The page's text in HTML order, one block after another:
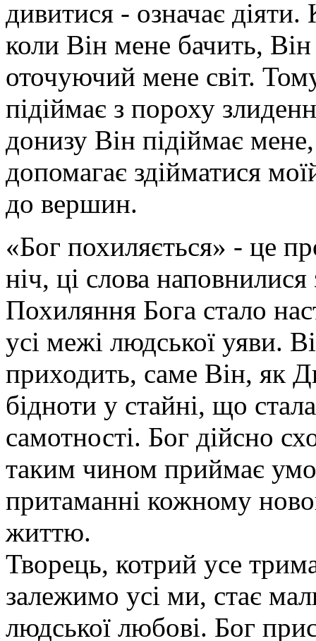
дивитися - означає
коли Він мене бачить,
оточуючий мене світ.
підіймає з пороху
донизу Він підіймає
допомагає здійматися
до вершин.
«Бог похиляється» - це
ніч, ці слова
Похиляння Бога стало
усі межі людської уяви.
приходить, саме Він, як
бідноти у стайні, що
самотності. Бог дійсно
таким чином приймає
притаманні кожному
життю.
Творець, котрий усе
залежимо усі ми, стає
людської любові. Бог